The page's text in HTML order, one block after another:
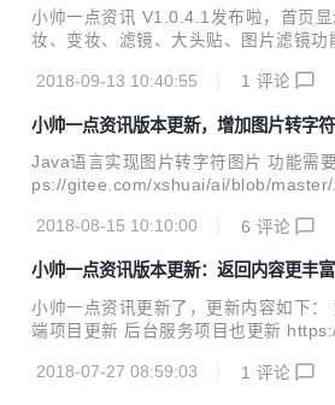
小帅一点资讯 V1.0.4.1发布啦，首页
妆、变妆、滤镜、大头贴、图片滤镜功
片滤镜功能 操作演示 快速扫描体验
2018-09-13 10:40:55 1 评论
小帅一点资讯版本更新，增加图片转字
Java语言实现图片转字符图片 功能需
ps://gitee.com/xshuai/ai/blob/
e.com/xshuai/ai/blob/master/
blob/master/AIDemo/src/main/java/
2018-08-15 10:10:00 6 评论
小帅一点资讯版本更新：返回内容更丰
小帅一点资讯更新了，更新内容如下：
端项目更新 后台服务项目也更新
2018-07-27 08:59:03
1 评论